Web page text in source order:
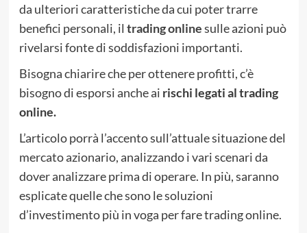
da ulteriori caratteristiche da cui poter trarre
benefici personali, il trading onlinesulle azioni può
rivelarsi fonte di soddisfazioni importanti.
Bisogna chiarire che per ottenere profitti, c’è
bisogno di esporsi anche ai rischi legati al trading
online.
L’articolo porrà l’accento sull’attuale situazione del
mercato azionario, analizzando i vari scenari da
dover analizzare prima di operare. In più, saranno
esplicate quelle che sono le soluzioni
d’investimento più in voga per fare trading online.